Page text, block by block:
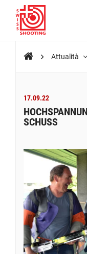
Attualità
17.09.22
SCHUSS